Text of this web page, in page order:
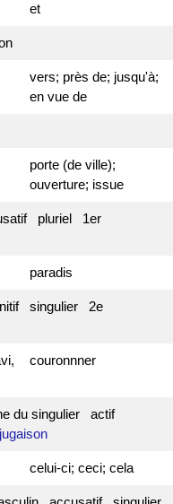
et
vers; près de; jusqu'à;
en vue de
porte (de ville);
ouverture; issue
pluriel 1er
paradis
singulier 2e
couronnner
du singulier actif
celui-ci; ceci; cela